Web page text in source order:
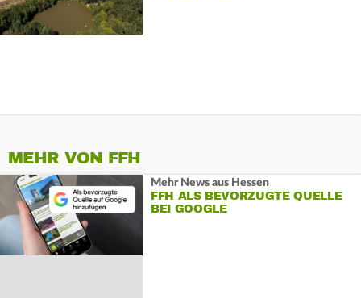
MEHR VON FFH
Mehr News aus Hessen
FFH ALS BEVORZUGTE QUELLE
BEI GOOGLE